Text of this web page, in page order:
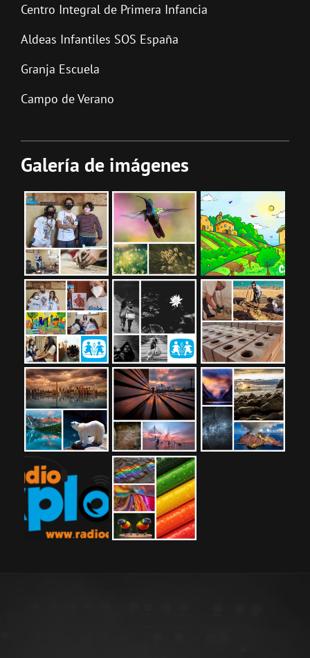
Centro Integral de Primera Infancia
Aldeas Infantiles SOS España
Granja Escuela
Campo de Verano
Galería de imágenes